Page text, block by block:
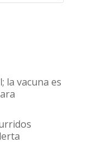
la vacuna es